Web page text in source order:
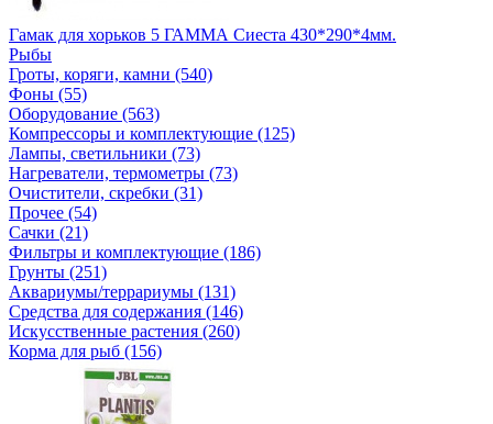
Гамак для хорьков 5 ГАММА Сиеста 430*290*4мм.
Рыбы
Гроты, коряги, камни (540)
Фоны (55)
Оборудование (563)
Компрессоры и комплектующие (125)
Лампы, светильники (73)
Нагреватели, термометры (73)
Очистители, скребки (31)
Прочее (54)
Сачки (21)
Фильтры и комплектующие (186)
Грунты (251)
Аквариумы/террариумы (131)
Средства для содержания (146)
Искусственные растения (260)
Корма для рыб (156)